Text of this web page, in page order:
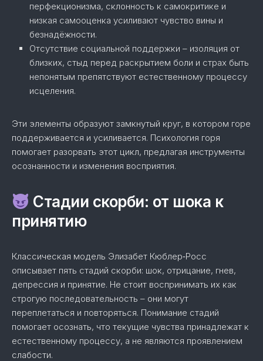
перфекционизма, склонность к самокритике и
низкая самооценка усиливают чувство вины и
безнадёжности.
Отсутствие социальной поддержки – изоляция от
близких, стыд перед раскрытием боли и страх быть
непонятым препятствуют естественному процессу
исцеления.
Эти элементы образуют замкнутый круг, в котором горе
поддерживается и усиливается. Психология горя
помогает разорвать этот цикл, предлагая инструменты
осознанности и изменения восприятия.
Стадии скорби: от шока к
принятию
Классическая модель Элизабет Кюблер‑Росс
описывает пять стадий скорби: шок, отрицание, гнев,
депрессия и принятие. Не стоит воспринимать их как
строгую последовательность – они могут
переплетаться и повторяться. Понимание стадий
помогает осознать, что текущие чувства принадлежат к
естественному процессу, а не являются проявлением
слабости.